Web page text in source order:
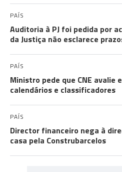
PAÍS
Auditoria à PJ foi pedida por
da Justiça não esclarece
PAÍS
Ministro pede que CNE avalie
calendários e classificadores
PAÍS
Director financeiro nega à
casa pela Construbarcelos